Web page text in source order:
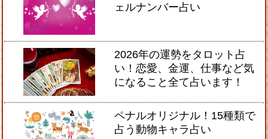
ェルナンバー占い
2026年の運勢をタロット占
い！恋愛、金運、仕事など気
になること全て占います！
ペナルオリジナル！15種類で
占う動物キャラ占い